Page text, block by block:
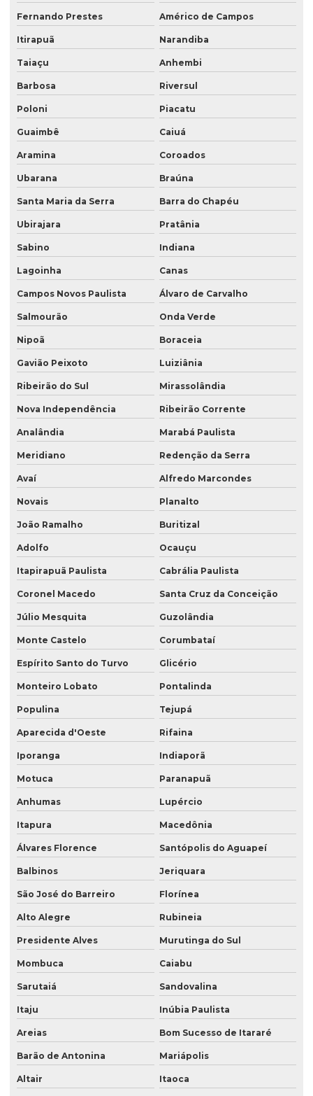
Fernando Prestes Américo de Campos
Itirapuã Narandiba
Taiaçu Anhembi
Barbosa Riversul
Poloni Piacatu
Guaimbê Caiuá
Aramina Coroados
Ubarana Braúna
Santa Maria da Serra Barra do Chapéu
Ubirajara Pratânia
Sabino Indiana
Lagoinha Canas
Campos Novos Paulista Álvaro de Carvalho
Salmourão Onda Verde
Nipoã Boraceia
Gavião Peixoto Luiziânia
Ribeirão do Sul Mirassolândia
Nova Independência Ribeirão Corrente
Analândia Marabá Paulista
Meridiano Redenção da Serra
Avaí Alfredo Marcondes
Novais Planalto
João Ramalho Buritizal
Adolfo Ocauçu
Itapirapuã Paulista Cabrália Paulista
Coronel Macedo Santa Cruz da Conceição
Júlio Mesquita Guzolândia
Monte Castelo Corumbataí
Espírito Santo do Turvo Glicério
Monteiro Lobato Pontalinda
Populina Tejupá
Aparecida d'Oeste Rifaina
Iporanga Indiaporã
Motuca Paranapuã
Anhumas Lupércio
Itapura Macedônia
Álvares Florence Santópolis do Aguapeí
Balbinos Jeriquara
São José do Barreiro Florínea
Alto Alegre Rubineia
Presidente Alves Murutinga do Sul
Mombuca Caiabu
Sarutaiá Sandovalina
Itaju Inúbia Paulista
Areias Bom Sucesso de Itararé
Barão de Antonina Mariápolis
Altair Itaoca